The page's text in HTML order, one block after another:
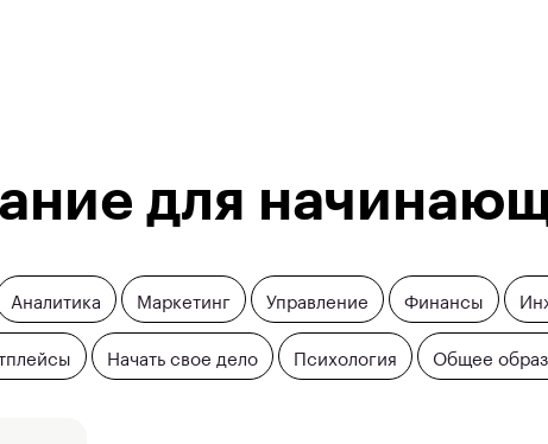
для
Аналитика Маркетинг Управление Финансы
Начать свое дело Психология Общее